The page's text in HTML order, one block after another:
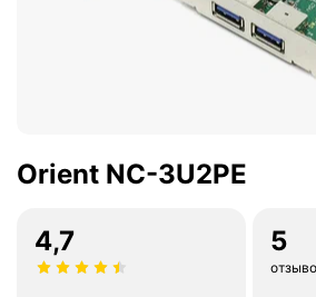
Orient NC-3U2PE
4,7 5